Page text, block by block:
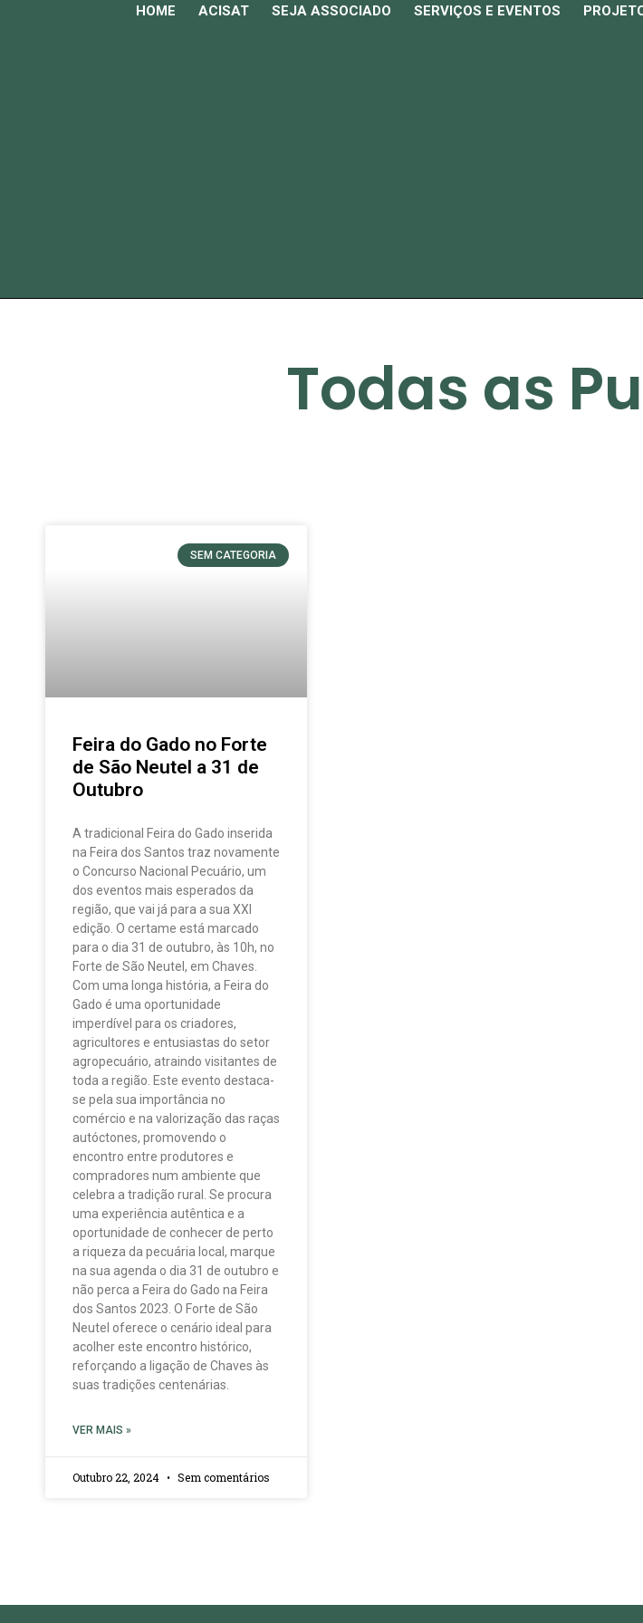
HOME ACISAT SEJA ASSOCIADO SERVIÇOS E EVENTOS
Todas as
SEM CATEGORIA
Feira do Gado no Forte
de São Neutel a 31 de
Outubro
A tradicional Feira do Gado inserida
na Feira dos Santos traz novamente
o Concurso Nacional Pecuário, um
dos eventos mais esperados da
região, que vai já para a sua XXI
edição. O certame está marcado
para o dia 31 de outubro, às 10h, no
Forte de São Neutel, em Chaves.
Com uma longa história, a Feira do
Gado é uma oportunidade
imperdível para os criadores,
agricultores e entusiastas do setor
agropecuário, atraindo visitantes de
toda a região. Este evento destaca-
se pela sua importância no
comércio e na valorização das raças
autóctones, promovendo o
encontro entre produtores e
compradores num ambiente que
celebra a tradição rural. Se procura
uma experiência autêntica e a
oportunidade de conhecer de perto
a riqueza da pecuária local, marque
na sua agenda o dia 31 de outubro e
não perca a Feira do Gado na Feira
dos Santos 2023. O Forte de São
Neutel oferece o cenário ideal para
acolher este encontro histórico,
reforçando a ligação de Chaves às
suas tradições centenárias.
VER MAIS »
Outubro 22, 2024 Sem comentários